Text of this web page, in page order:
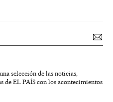
selección de las noticias,
de EL PAÍS con los acontecimientos